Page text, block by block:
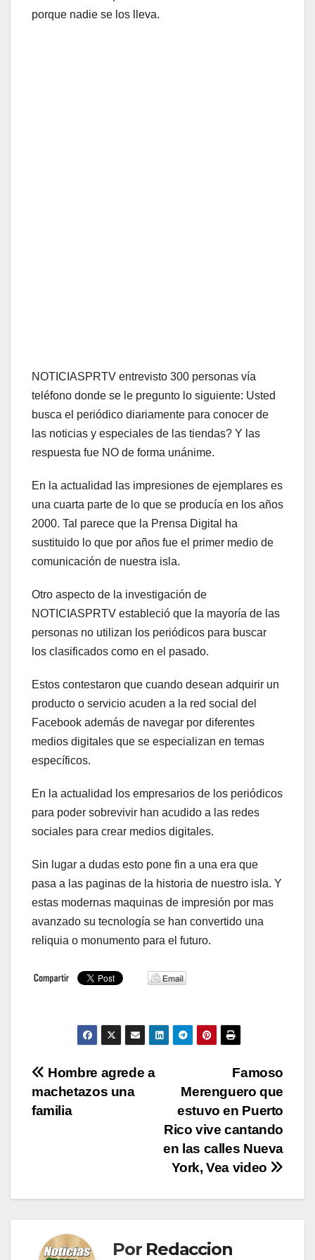
porque nadie se los lleva.
NOTICIASPRTV entrevisto 300 personas vía
teléfono donde se le pregunto lo siguiente: Usted
busca el periódico diariamente para conocer de
las noticias y especiales de las tiendas? Y las
respuesta fue NO de forma unánime.
En la actualidad las impresiones de ejemplares es
una cuarta parte de lo que se producía en los años
2000. Tal parece que la Prensa Digital ha
sustituido lo que por años fue el primer medio de
comunicación de nuestra isla.
Otro aspecto de la investigación de
NOTICIASPRTV estableció que la mayoría de las
personas no utilizan los periódicos para buscar
los clasificados como en el pasado.
Estos contestaron que cuando desean adquirir un
producto o servicio acuden a la red social del
Facebook además de navegar por diferentes
medios digitales que se especializan en temas
específicos.
En la actualidad los empresarios de los periódicos
para poder sobrevivir han acudido a las redes
sociales para crear medios digitales.
Sin lugar a dudas esto pone fin a una era que
pasa a las paginas de la historia de nuestro isla. Y
estas modernas maquinas de impresión por mas
avanzado su tecnología se han convertido una
reliquia o monumento para el futuro.
Navegación
de
Famoso
Merenguero que
estuvo en Puerto
Rico vive cantando
en las calles Nueva
York, Vea video
Hombre agrede a
machetazos una
familia
Por Redaccion